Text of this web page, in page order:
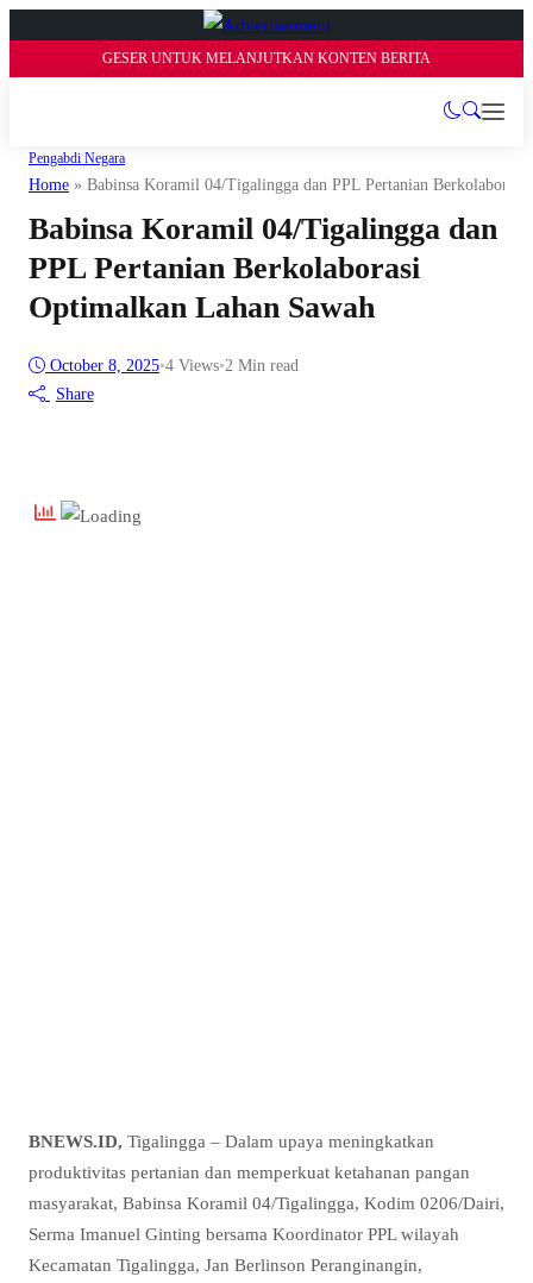
GESER UNTUK MELANJUTKAN KONTEN BERITA
Pengabdi Negara
Home » Babinsa Koramil 04/Tigalingga dan PPL Pertanian Berkolaborasi
Babinsa Koramil 04/Tigalingga dan
PPL Pertanian Berkolaborasi
Optimalkan Lahan Sawah
October 8, 2025•4 Views•2 Min read
Share
BNEWS.ID, Tigalingga – Dalam upaya meningkatkan
produktivitas pertanian dan memperkuat ketahanan pangan
masyarakat, Babinsa Koramil 04/Tigalingga, Kodim 0206/Dairi,
Serma Imanuel Ginting bersama Koordinator PPL wilayah
Kecamatan Tigalingga, Jan Berlinson Peranginangin,